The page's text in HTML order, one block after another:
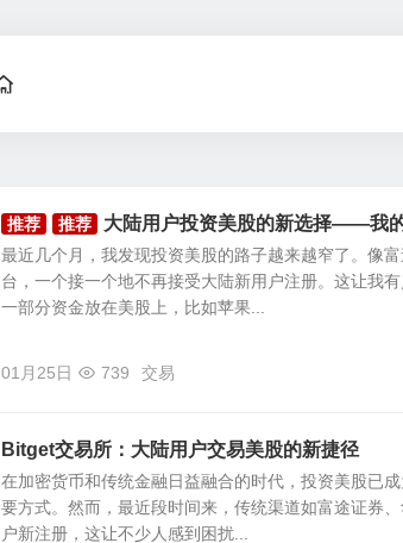
推荐 推荐 大陆用户投资美股的新选择——我
最近几个月，我发现投资美股的路子越来越窄了。像
台，一个接一个地不再接受大陆新用户注册。这让我
一部分资金放在美股上，比如苹果...
01月25日 739 交易
Bitget交易所：大陆用户交易美股的新捷径
在加密货币和传统金融日益融合的时代，投资美股已
要方式。然而，最近段时间来，传统渠道如富途证券
户新注册，这让不少人感到困扰...